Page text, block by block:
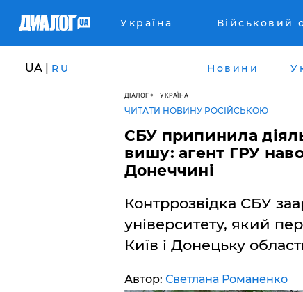
Україна Військовий
UA | RU Новини
ДІАЛОГ УКРАЇНА
ЧИТАТИ НОВИНУ РОСІЙСЬКОЮ
СБУ припинила
вишу: агент ГРУ
Донеччині
Контррозвідка СБУ
університету, який
Київ і Донецьку
Автор: Светлана Романенко